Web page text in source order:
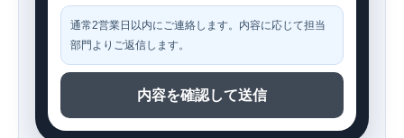
通常2営業日以内にご連絡します。内容に応じて担当
部門よりご返信します。
内容を確認して送信